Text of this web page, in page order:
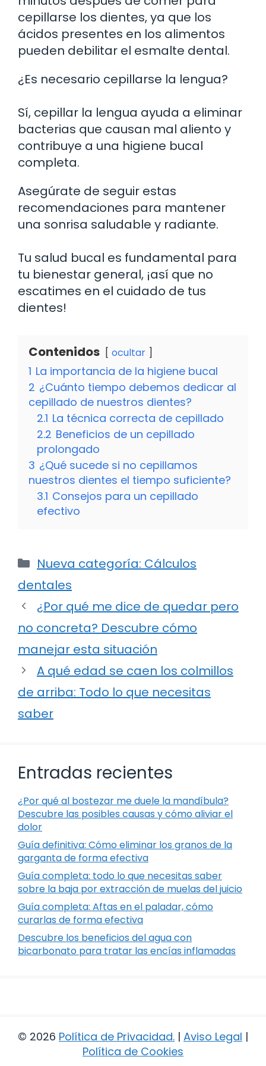
cepillarse los dientes, ya que los
ácidos presentes en los alimentos
pueden debilitar el esmalte dental.
¿Es necesario cepillarse la lengua?
Sí, cepillar la lengua ayuda a eliminar
bacterias que causan mal aliento y
contribuye a una higiene bucal
completa.
Asegúrate de seguir estas
recomendaciones para mantener
una sonrisa saludable y radiante.
Tu salud bucal es fundamental para
tu bienestar general, ¡así que no
escatimes en el cuidado de tus
dientes!
Contenidos ocultar
1 La importancia de la higiene bucal
2 ¿Cuánto tiempo debemos dedicar al
cepillado de nuestros dientes?
2.1 La técnica correcta de cepillado
2.2 Beneficios de un cepillado
prolongado
3 ¿Qué sucede si no cepillamos
nuestros dientes el tiempo suficiente?
3.1 Consejos para un cepillado
efectivo
Categorías
Nueva categoría: Cálculos
dentales
¿Por qué me dice de quedar pero
no concreta? Descubre cómo
manejar esta situación
A qué edad se caen los colmillos
de arriba: Todo lo que necesitas
saber
Entradas recientes
¿Por qué al bostezar me duele la mandíbula?
Descubre las posibles causas y cómo aliviar el
dolor
Guía definitiva: Cómo eliminar los granos de la
garganta de forma efectiva
Guía completa: todo lo que necesitas saber
sobre la baja por extracción de muelas del juicio
Guía completa: Aftas en el paladar, cómo
curarlas de forma efectiva
Descubre los beneficios del agua con
bicarbonato para tratar las encías inflamadas
© 2026 Política de Privacidad. | Aviso Legal |
Política de Cookies